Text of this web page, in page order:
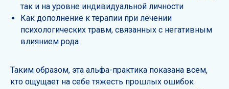
так и на уровне индивидуальной личности
Как дополнение к терапии при лечении
психологических травм, связанных с негативным
влиянием рода
Таким образом, эта альфа-практика показана всем,
кто ощущает на себе тяжесть прошлых ошибок